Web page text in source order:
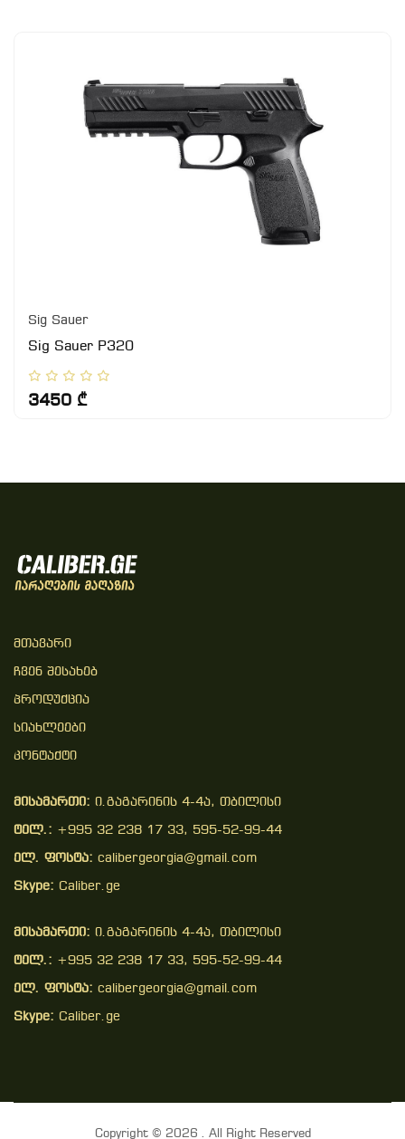
Sig Sauer
Sig Sauer P320
3450 ₾
Მთავარი
Ჩვენ Შესახებ
Პროდუქცია
Სიახლეები
Კონტაქტი
მისამართი: ი.გაგარინის 4-4ა, თბილისი
ტელ.: +995 32 238 17 33, 595-52-99-44
ელ. ფოსტა: calibergeorgia@gmail.com
Skype: Caliber.ge
მისამართი: ი.გაგარინის 4-4ა, თბილისი
ტელ.: +995 32 238 17 33, 595-52-99-44
ელ. ფოსტა: calibergeorgia@gmail.com
Skype: Caliber.ge
Copyright © 2026 . All Right Reserved